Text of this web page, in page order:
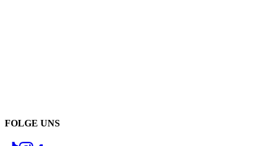
FOLGE UNS